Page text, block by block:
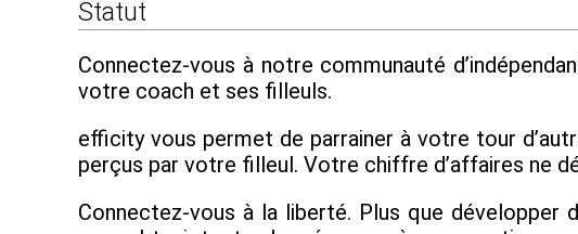
Statut
Connectez-vous à notre communauté
votre coach et ses filleuls.
efficity vous permet de parrainer à votre tour
perçus par votre filleul. Votre chiffre d’affaires ne
Connectez-vous à la liberté. Plus que